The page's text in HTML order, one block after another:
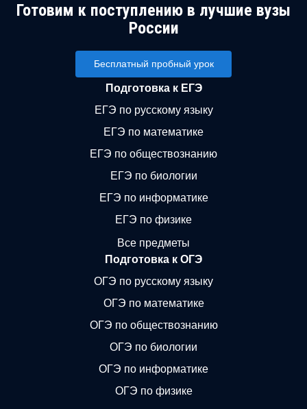
Готовим к поступлению в лучшие вузы
России
Бесплатный пробный урок
Подготовка к ЕГЭ
ЕГЭ по русскому языку
ЕГЭ по математике
ЕГЭ по обществознанию
ЕГЭ по биологии
ЕГЭ по информатике
ЕГЭ по физике
Все предметы
Подготовка к ОГЭ
ОГЭ по русскому языку
ОГЭ по математике
ОГЭ по обществознанию
ОГЭ по биологии
ОГЭ по информатике
ОГЭ по физике